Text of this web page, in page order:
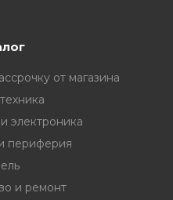
от магазина
электроника
периферия
и ремонт